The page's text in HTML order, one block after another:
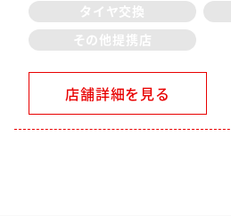
タイヤ交換
その他提携店
店舗詳細を見る